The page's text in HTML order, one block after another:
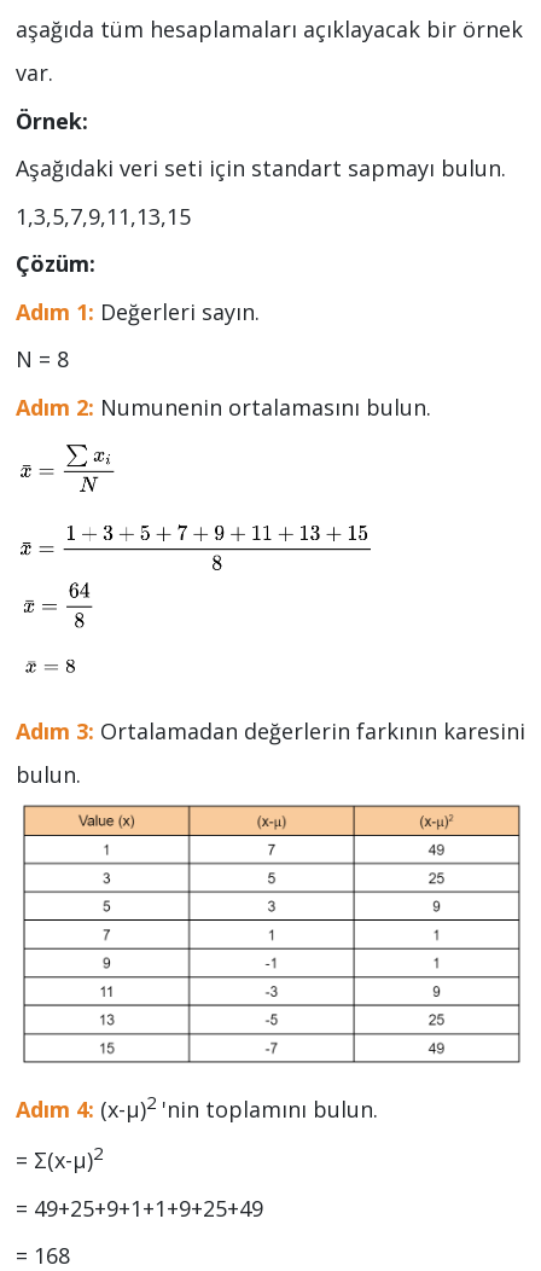
aşağıda tüm hesaplamaları açıklayacak bir örnek
var.
Örnek:
Aşağıdaki veri seti için standart sapmayı bulun.
1,3,5,7,9,11,13,15
Çözüm:
Adım 1: Değerleri sayın.
N = 8
Adım 2: Numunenin ortalamasını bulun.
Adım 3: Ortalamadan değerlerin farkının karesini
bulun.
Adım 4: (x-µ)2 'nin toplamını bulun.
= Σ(x-µ)2
= 49+25+9+1+1+9+25+49
= 168